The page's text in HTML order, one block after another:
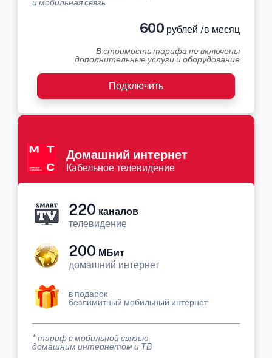
и мобильная связь
600 рублей /в месяц
В стоимость тарифа не включены
дополнительные услуги и оборудование
Подключить
Домашний интернет
Кабельное телевидение
220 каналов
телевидение
200 МБит
домашний интернет
в подарок
безлимитный мобильный интернет
* тариф с мобильной связью
домашним интернетом и ТВ